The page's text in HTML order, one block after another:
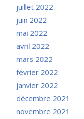
juillet 2022
juin 2022
mai 2022
avril 2022
mars 2022
février 2022
janvier 2022
décembre 2021
novembre 2021